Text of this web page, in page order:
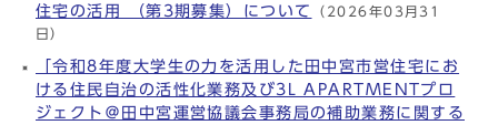
住宅の活用 （第3期募集）について
（2026年03月31
日）
「令和8年度大学生の力を活用した田中宮市営住宅にお
ける住民自治の活性化業務及び3L APARTMENTプロ
ジェクト＠田中宮運営協議会事務局の補助業務に関する